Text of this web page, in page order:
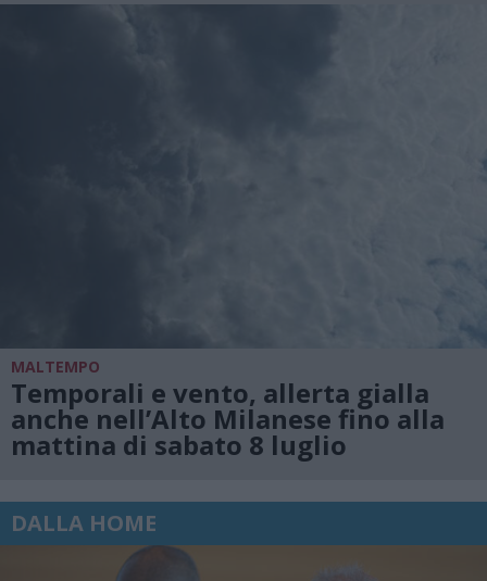
MALTEMPO
Temporali e vento, allerta gialla
anche nell’Alto Milanese fino alla
mattina di sabato 8 luglio
DALLA HOME